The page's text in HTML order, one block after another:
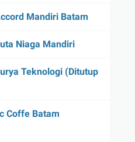
Mandiri Batam
Niaga Mandiri
Teknologi (Ditutup
Coffe Batam